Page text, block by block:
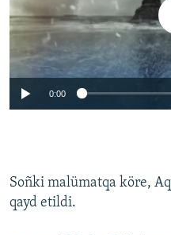
No media
0:00
Soñki malümatqa köre,
qayd etildi.